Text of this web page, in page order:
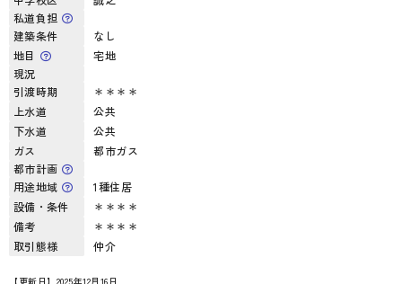
私道負担
建築条件
なし
地目
宅地
現況
引渡時期
＊＊＊＊
上水道
公共
下水道
公共
ガス
都市ガス
都市計画
用途地域
1種住居
設備・条件
＊＊＊＊
備考
＊＊＊＊
取引態様
仲介
【更新日】2025年12月16日